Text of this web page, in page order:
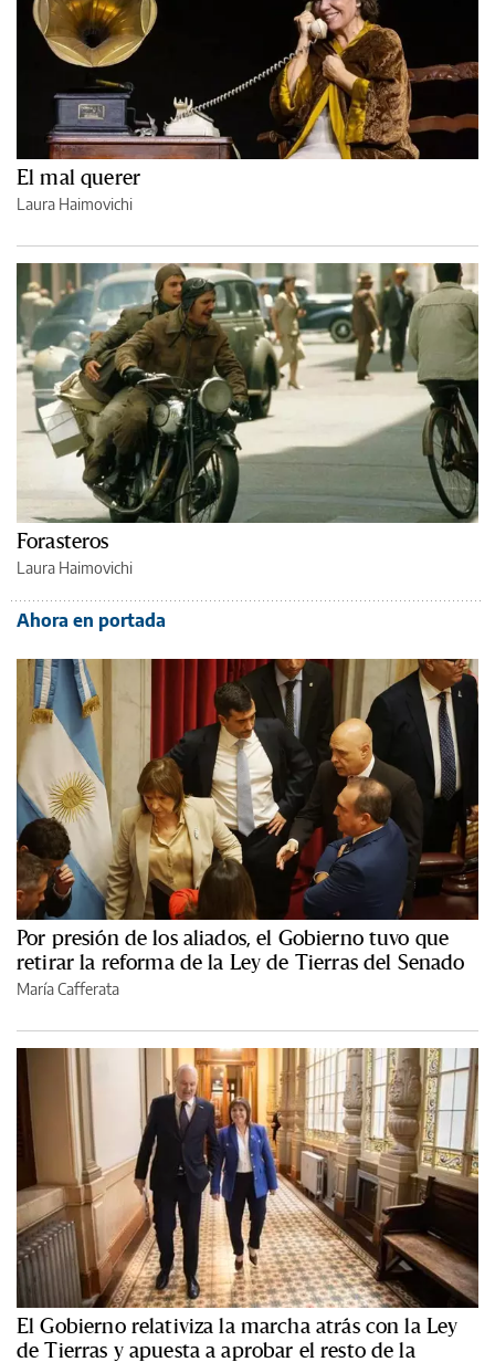
El mal querer
Laura Haimovichi
Forasteros
Laura Haimovichi
Ahora en portada
Por presión de los aliados, el Gobierno tuvo que
retirar la reforma de la Ley de Tierras del Senado
María Cafferata
El Gobierno relativiza la marcha atrás con la Ley
de Tierras y apuesta a aprobar el resto de la